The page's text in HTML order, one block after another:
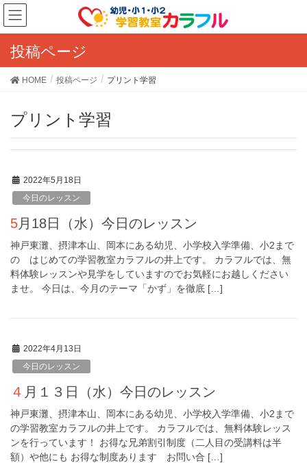
投稿ページ
HOME 投稿ページ プリント学習
プリント学習
2022年5月18日
今日のレッスン
5月18日（水）今日のレッスン
神戸東灘、摂津本山、岡本にある幼児、小学校入学準備、小2まで
の はじめての学習教室カラフルの井上です。 カラフルでは、無
料体験レッスンや見学をしていますのでお気軽にお越しください
ませ。 今日は、今月のテーマ「かず」を徹底 […]
2022年4月13日
今日のレッスン
４月１３日（水）今日のレッスン
神戸東灘、摂津本山、岡本にある幼児、小学校入学準備、小2まで
の学習教室カラフルの井上です。 カラフルでは、無料体験レッス
ンを行っています！ お得な兄弟割引制度（二人目の受講料は半
額）や他にも お得な制度あります お問い合 […]